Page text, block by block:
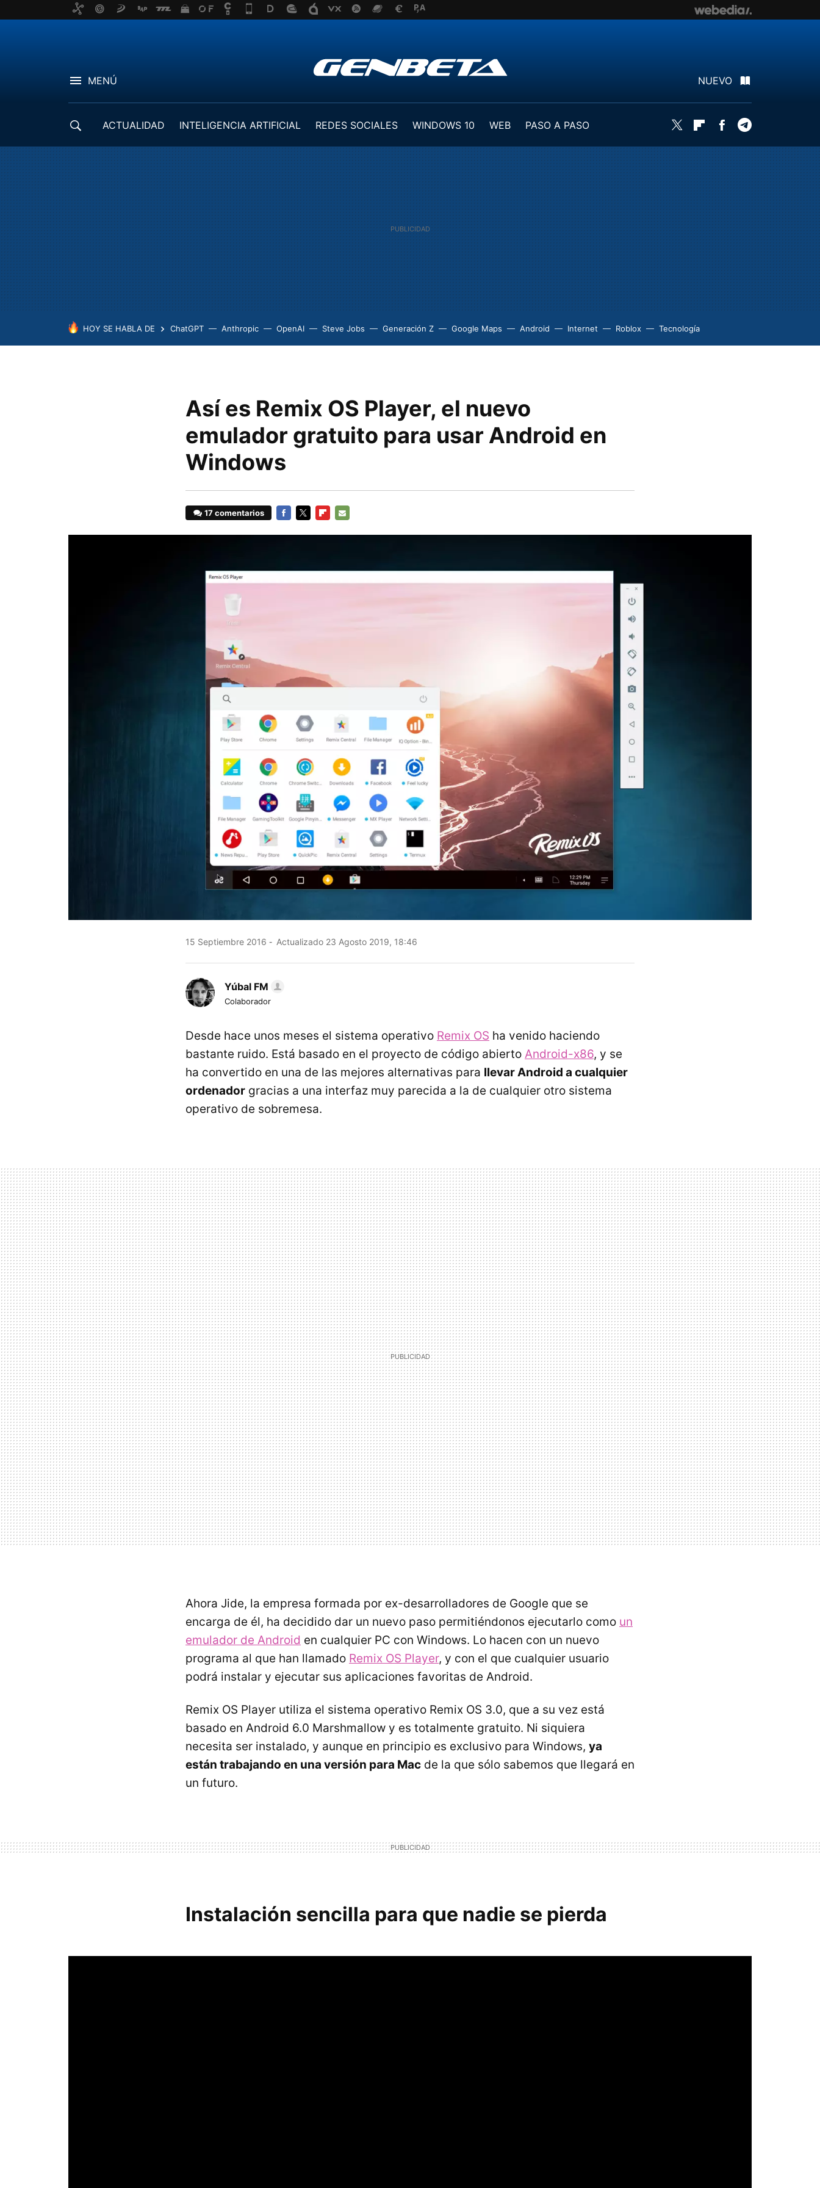
MENÚ NUEVO
ACTUALIDAD INTELIGENCIA ARTIFICIAL REDES SOCIALES WINDOWS 10 WEB
PASO A PASO
Twitter FlipboardFacebook
HOY SE HABLA DE ChatGPT Anthropic OpenAI Steve Jobs Generación Z Google Maps Android Internet Roblox Tecnología
Así es Remix OS Player, el nuevo
emulador gratuito para usar Android en
Windows
17 comentarios
15 Septiembre 2016 Actualizado 23 Agosto 2019, 18:46
Yúbal FM
Colaborador
Desde hace unos meses el sistema operativo Remix OS ha venido haciendo
bastante ruido. Está basado en el proyecto de código abierto Android-x86, y se
ha convertido en una de las mejores alternativas para llevar Android a cualquier
ordenador gracias a una interfaz muy parecida a la de cualquier otro sistema
operativo de sobremesa.
Ahora Jide, la empresa formada por ex-desarrolladores de Google que se
encarga de él, ha decidido dar un nuevo paso permitiéndonos ejecutarlo como un
emulador de Android en cualquier PC con Windows. Lo hacen con un nuevo
programa al que han llamado Remix OS Player, y con el que cualquier usuario
podrá instalar y ejecutar sus aplicaciones favoritas de Android.
Remix OS Player utiliza el sistema operativo Remix OS 3.0, que a su vez está
basado en Android 6.0 Marshmallow y es totalmente gratuito. Ni siquiera
necesita ser instalado, y aunque en principio es exclusivo para Windows, ya
están trabajando en una versión para Mac de la que sólo sabemos que llegará en
un futuro.
Instalación sencilla para que nadie se pierda